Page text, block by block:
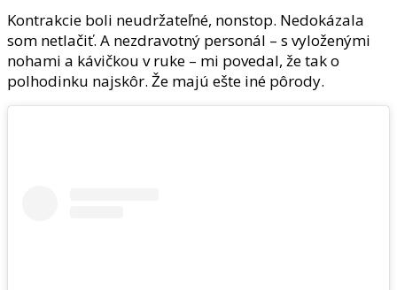
Kontrakcie boli neudržateľné, nonstop. Nedokázala
som netlačiť. A nezdravotný personál – s vyloženými
nohami a kávičkou v ruke – mi povedal, že tak o
polhodinku najskôr. Že majú ešte iné pôrody.